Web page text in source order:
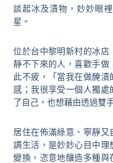
談起冰及漬物，妙妙眼
星。
位於台中黎明新村的冰店
靜不下來的人，喜歡手做
此不疲，「當我在做醃
感；我很享受一個人獨
了自己，也想藉由透過雙
居住在佈滿綠意、寧靜
調生活，是妙妙心目中理
變換，恣意地釀造多種與